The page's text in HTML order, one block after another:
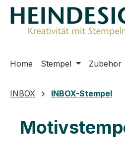
Hauptinhalt springen
Zur Suche springen
Zur Hauptnavigation
Home Stempel Zubehör
INBOX INBOX-Stempel